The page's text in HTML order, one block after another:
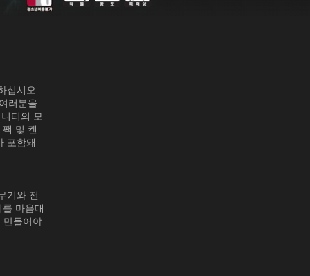
십시오.
러분을
티의 모
및 켄
포함돼
기와 전
마음대
만들어야